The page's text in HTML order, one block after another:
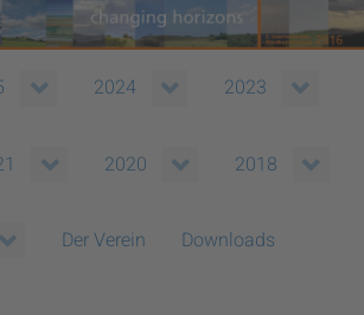
2024 2023
2020 2018
Der Verein Downloads